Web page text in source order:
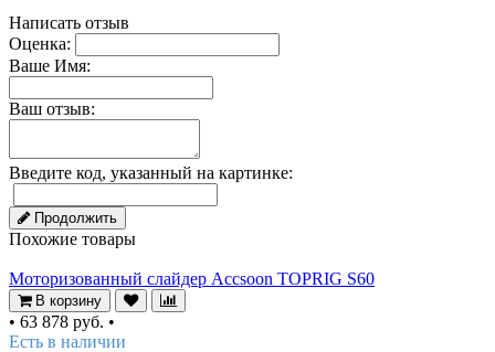
Написать отзыв
Оценка:
Ваше Имя:
Ваш отзыв:
Введите код, указанный на картинке:
Продолжить
Похожие товары
Моторизованный слайдер Accsoon TOPRIG S60
В корзину
• 63 878 руб. •
Есть в наличии